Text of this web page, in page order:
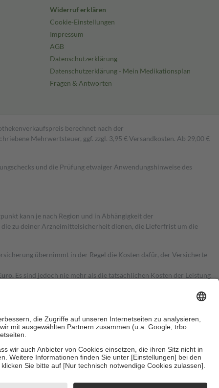
Widerruf erklären
Cookie-Einstellungen
Impressum
AGB
Datenschutzerklärung
Datenschutzerklärung - Mein Medikationsplan
Fragen & Antworten
berechnet nach der
Mehrwertsteuer, ggf. zzgl. 3,95 € Versandkosten. Ab 29,00 €
und die Prüfung etwaiger Anwendungshinweise des
kann je nach Region und in Abhängigkeit der
zu deiner Arzneimittelsicherheit dienen, die Lieferfrist um die
übernimmt in der Regel die Kosten dafür, der Versicherte
Es sind jedoch nie mehr als die tatsächlichen Kosten der Leistung
Zuzahlungen an bei: